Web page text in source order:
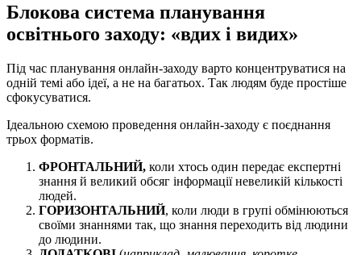
Блокова система планування
освітнього заходу: «вдих і видих»
Під час планування онлайн-заходу варто концентруватися на
одній темі або ідеї, а не на багатьох. Так людям буде простіше
сфокусуватися.
Ідеальною схемою проведення онлайн-заходу є поєднання
трьох форматів.
ФРОНТАЛЬНИЙ, коли хтось один передає експертні
знання й великий обсяг інформації невеликій кількості
людей.
ГОРИЗОНТАЛЬНИЙ, коли люди в групі обмінюються
своїми знаннями так, що знання переходить від людини
до людини.